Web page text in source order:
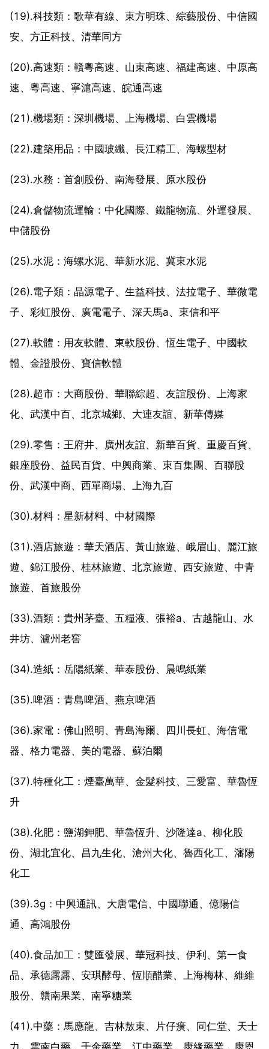
(19).科技類：歌華有線、東方明珠、綜藝股份、中信國
安、方正科技、清華同方
(20).高速類：贛粵高速、山東高速、福建高速、中原高
速、粵高速、寧滬高速、皖通高速
(21).機場類：深圳機場、上海機場、白雲機場
(22).建築用品：中國玻纖、長江精工、海螺型材
(23).水務：首創股份、南海發展、原水股份
(24).倉儲物流運輸：中化國際、鐵龍物流、外運發展、
中儲股份
(25).水泥：海螺水泥、華新水泥、冀東水泥
(26).電子類：晶源電子、生益科技、法拉電子、華微電
子、彩虹股份、廣電電子、深天馬a、東信和平
(27).軟體：用友軟體、東軟股份、恆生電子、中國軟
體、金證股份、寶信軟體
(28).超市：大商股份、華聯綜超、友誼股份、上海家
化、武漢中百、北京城鄉、大連友誼、新華傳媒
(29).零售：王府井、廣州友誼、新華百貨、重慶百貨、
銀座股份、益民百貨、中興商業、東百集團、百聯股
份、武漢中商、西單商場、上海九百
(30).材料：星新材料、中材國際
(31).酒店旅遊：華天酒店、黃山旅遊、峨眉山、麗江旅
遊、錦江股份、桂林旅遊、北京旅遊、西安旅遊、中青
旅遊、首旅股份
(33).酒類：貴州茅臺、五糧液、張裕a、古越龍山、水
井坊、瀘州老窖
(34).造紙：岳陽紙業、華泰股份、晨鳴紙業
(35).啤酒：青島啤酒、燕京啤酒
(36).家電：佛山照明、青島海爾、四川長虹、海信電
器、格力電器、美的電器、蘇泊爾
(37).特種化工：煙臺萬華、金髮科技、三愛富、華魯恆
升
(38).化肥：鹽湖鉀肥、華魯恆升、沙隆達a、柳化股
份、湖北宜化、昌九生化、滄州大化、魯西化工、瀋陽
化工
(39).3g：中興通訊、大唐電信、中國聯通、億陽信
通、高鴻股份
(40).食品加工：雙匯發展、華冠科技、伊利、第一食
品、承德露露、安琪酵母、恆順醋業、上海梅林、維維
股份、贛南果業、南寧糖業
(41).中藥：馬應龍、吉林敖東、片仔癀、同仁堂、天士
力、雲南白藥、千金藥業、江中藥業、康緣藥業、康恩